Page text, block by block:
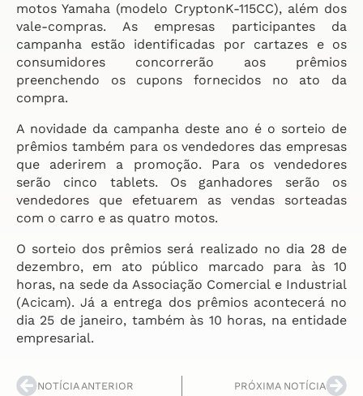
motos Yamaha (modelo CryptonK-115CC), além dos
vale-compras. As empresas participantes da
campanha estão identificadas por cartazes e os
consumidores concorrerão aos prêmios
preenchendo os cupons fornecidos no ato da
compra.
A novidade da campanha deste ano é o sorteio de
prêmios também para os vendedores das empresas
que aderirem a promoção. Para os vendedores
serão cinco tablets. Os ganhadores serão os
vendedores que efetuarem as vendas sorteadas
com o carro e as quatro motos.
O sorteio dos prêmios será realizado no dia 28 de
dezembro, em ato público marcado para às 10
horas, na sede da Associação Comercial e Industrial
(Acicam). Já a entrega dos prêmios acontecerá no
dia 25 de janeiro, também às 10 horas, na entidade
empresarial.
NOTÍCIA ANTERIOR PRÓXIMA NOTÍCIA